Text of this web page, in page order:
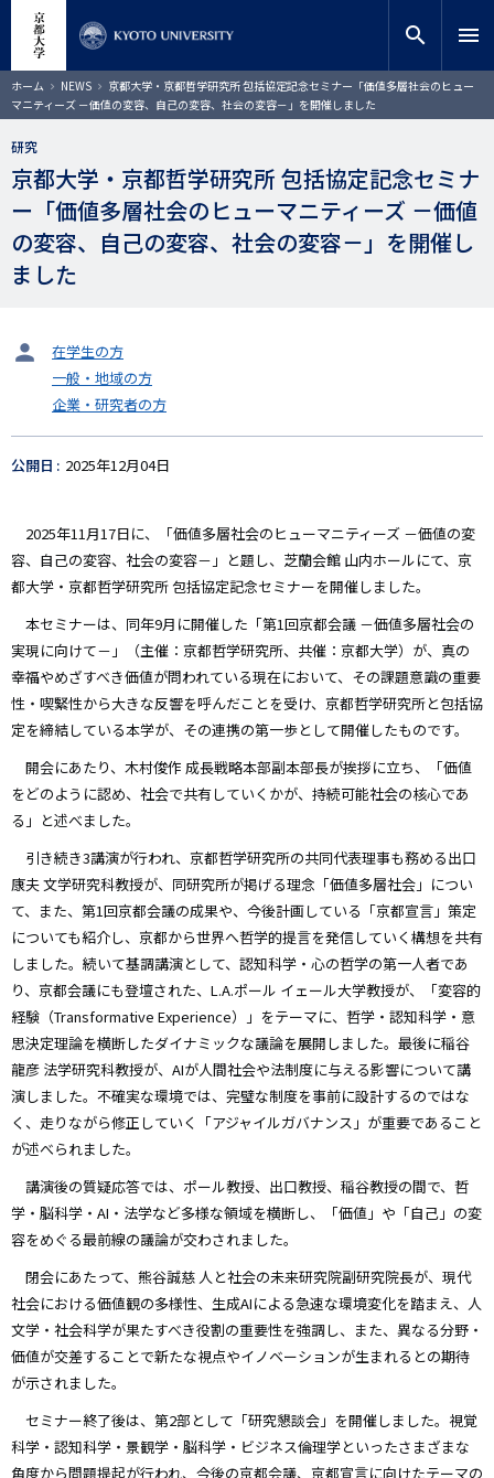
コ
ン
テ
ン
に
移
サイト内検索
検索
search menu
ホーム NEWS
京都大学・京都哲学研究所 包括協定記念セミナー「価値多層社会のヒュー
マニティーズ －価値の変容、自己の変容、社会の変容－」を開催しました
研究
京都大学・京都哲学研究所 包括協定記念セミナ
ー「価値多層社会のヒューマニティーズ －価値
の変容、自己の変容、社会の変容－」を開催し
ました
タ
ト
在学生の方
一般・地域の方
企業・研究者の方
公開日 2025年12月04日
2025年11月17日に、「価値多層社会のヒューマニティーズ －価値の変
容、自己の変容、社会の変容－」と題し、芝蘭会館 山内ホールにて、京
都大学・京都哲学研究所 包括協定記念セミナーを開催しました。
本セミナーは、同年9月に開催した「第1回京都会議 －価値多層社会の
実現に向けて－」（主催：京都哲学研究所、共催：京都大学）が、真の
幸福やめざすべき価値が問われている現在において、その課題意識の重要
性・喫緊性から大きな反響を呼んだことを受け、京都哲学研究所と包括協
定を締結している本学が、その連携の第一歩として開催したものです。
開会にあたり、木村俊作 成長戦略本部副本部長が挨拶に立ち、「価値
をどのように認め、社会で共有していくかが、持続可能社会の核心であ
る」と述べました。
引き続き3講演が行われ、京都哲学研究所の共同代表理事も務める出口
康夫 文学研究科教授が、同研究所が掲げる理念「価値多層社会」につい
て、また、第1回京都会議の成果や、今後計画している「京都宣言」策定
についても紹介し、京都から世界へ哲学的提言を発信していく構想を共有
しました。続いて基調講演として、認知科学・心の哲学の第一人者であ
り、京都会議にも登壇された、L.A.ポール イェール大学教授が、「変容的
経験（Transformative Experience）」をテーマに、哲学・認知科学・意
思決定理論を横断したダイナミックな議論を展開しました。最後に稲谷
龍彦 法学研究科教授が、AIが人間社会や法制度に与える影響について講
演しました。不確実な環境では、完璧な制度を事前に設計するのではな
く、走りながら修正していく「アジャイルガバナンス」が重要であること
が述べられました。
講演後の質疑応答では、ポール教授、出口教授、稲谷教授の間で、哲
学・脳科学・AI・法学など多様な領域を横断し、「価値」や「自己」の変
容をめぐる最前線の議論が交わされました。
閉会にあたって、熊谷誠慈 人と社会の未来研究院副研究院長が、現代
社会における価値観の多様性、生成AIによる急速な環境変化を踏まえ、人
文学・社会科学が果たすべき役割の重要性を強調し、また、異なる分野・
価値が交差することで新たな視点やイノベーションが生まれるとの期待
が示されました。
セミナー終了後は、第2部として「研究懇談会」を開催しました。視覚
科学・認知科学・景観学・脳科学・ビジネス倫理学といったさまざまな
角度から問題提起が行われ、今後の京都会議、京都宣言に向けたテーマの